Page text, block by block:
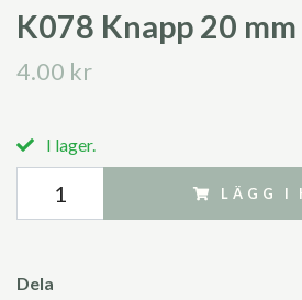
K078 Knapp 20
4.00 kr
I lager.
LÄGG I
Dela